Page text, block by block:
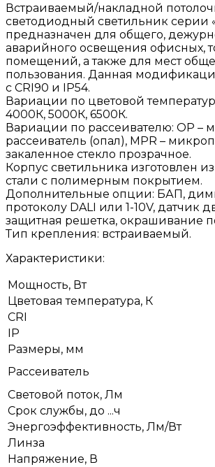
Встраиваемый/накладной
светодиодный светильник серии
предназначен для общего,
аварийного освещения офисных,
помещений, а также для мест
пользования. Данная
с CRI90 и IP54.
Вариации по цветовой
4000К, 5000К, 6500К.
Вариации по рассеивателю: OP –
рассеиватель (опал), МPR –
закаленное стекло прозрачное.
Корпус светильника изготовлен
стали с полимерным покрытием.
Дополнительные опции: БАП,
протоколу DALI или 1-10V, датчик
защитная решетка, окрашивание
Тип крепления: встраиваемый.
Характеристики:
Мощность, Вт
Цветовая температура, К
CRI
IP
Размеры, мм
Рассеиватель
Световой поток, Лм
Срок службы, до ...ч
Энергоэффективность, Лм/Вт
Линза
Напряжение, В